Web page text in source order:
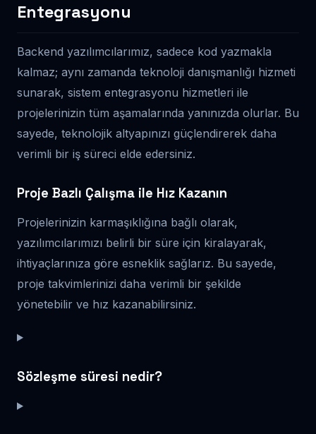
Entegrasyonu
Backend yazılımcılarımız, sadece kod yazmakla
kalmaz; aynı zamanda teknoloji danışmanlığı hizmeti
sunarak, sistem entegrasyonu hizmetleri ile
projelerinizin tüm aşamalarında yanınızda olurlar. Bu
sayede, teknolojik altyapınızı güçlendirerek daha
verimli bir iş süreci elde edersiniz.
Proje Bazlı Çalışma ile Hız Kazanın
Projelerinizin karmaşıklığına bağlı olarak,
yazılımcılarımızı belirli bir süre için kiralayarak,
ihtiyaçlarınıza göre esneklik sağlarız. Bu sayede,
proje takvimlerinizi daha verimli bir şekilde
yönetebilir ve hız kazanabilirsiniz.
Sözleşme süresi nedir?